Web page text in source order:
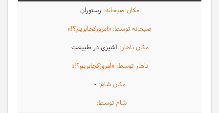
رستوران
«امروزکجابریم؟!»
آشپزی در طبیعت
«امروزکجابریم؟!»
-
-